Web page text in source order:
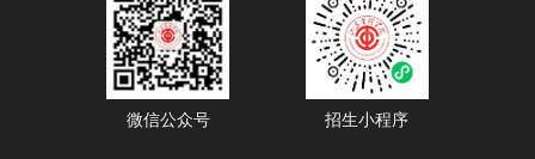
微信公众号 招生小程序